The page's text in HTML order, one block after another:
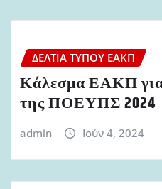
ΔΕΛΤΊΑ ΤΎΠΟΥ ΕΑΚΠ
Κάλεσμα ΕΑΚΠ για
της ΠΟΕΥΠΣ 2024
admin Ιούν 4, 2024